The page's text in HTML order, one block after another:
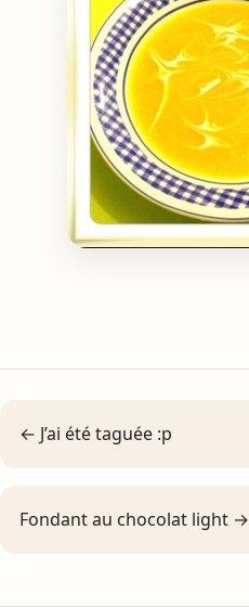
← J’ai été taguée :p
Fondant au chocolat light →